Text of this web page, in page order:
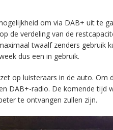
om via DAB+ uit te
verdeling van de
twaalf zenders gebruik
dus een in gebruik.
op luisteraars in de auto. Om
DAB+-radio. De komende tijd
te ontvangen zullen zijn.